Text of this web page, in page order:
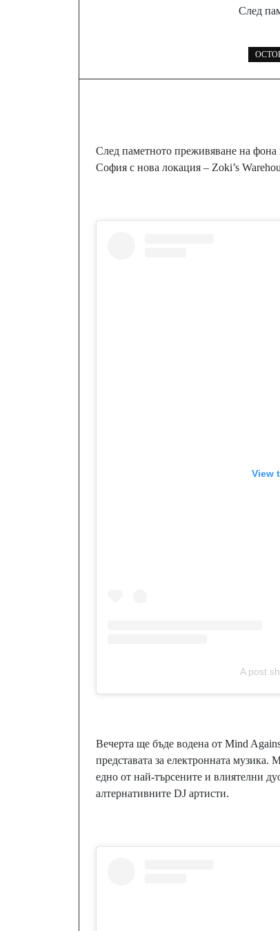
След
След паметното преживяване на фона
София с нова локация – Zoki’s
View
A post
Вечерта ще бъде водена от Mind
представата за електронната музика.
едно от най-търсените и влиятелни
алтернативните DJ артисти.